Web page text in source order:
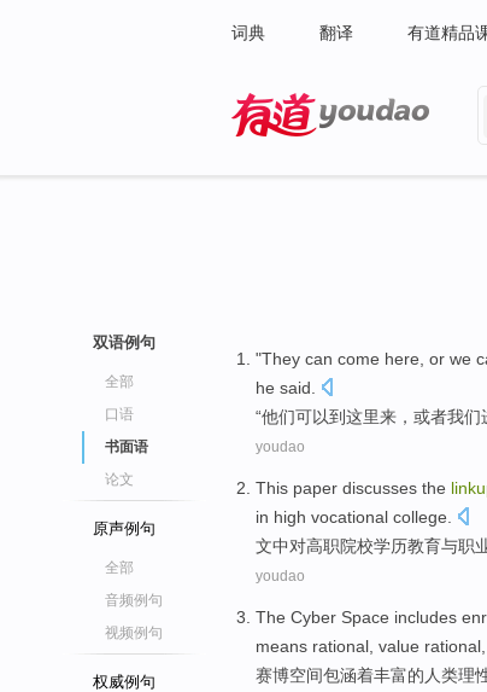
词典 翻译 有道精品
双语例句
全部
口语
书面语
论文
原声例句
全部
音频例句
视频例句
权威例句
"They can come here or we
he said
“他们可以到这里来， 或者我们
youdao
This paper discusses the
in high vocational college.
文中对高职院校学历教育与职
youdao
The Cyber Space includes
means rational, value
赛博空间包涵着丰富的 人类理